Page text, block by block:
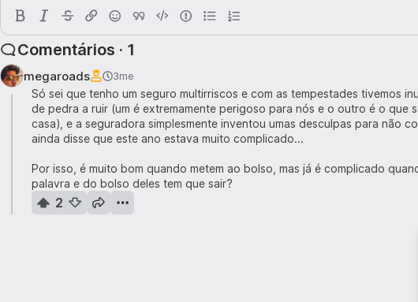
Comentários · 1
megaroads 3me
Só sei que tenho um seguro multirriscos e com as tempestades tivemos
de pedra a ruir (um é extremamente perigoso para nós e o outro é o que
casa), e a seguradora simplesmente inventou umas desculpas para não
ainda disse que este ano estava muito complicado...
Por isso, é muito bom quando metem ao bolso, mas já é complicado
palavra e do bolso deles tem que sair?
2